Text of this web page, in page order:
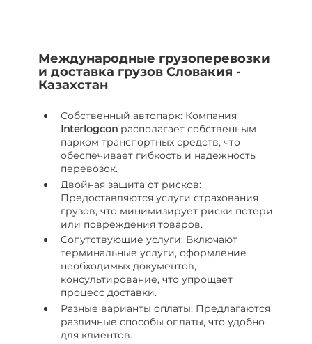
Международные грузоперевозки
и доставка грузов Словакия -
Казахстан
Собственный автопарк: Компания
Interlogcon располагает собственным
парком транспортных средств, что
обеспечивает гибкость и надежность
перевозок.
Двойная защита от рисков:
Предоставляются услуги страхования
грузов, что минимизирует риски потери
или повреждения товаров.
Сопутствующие услуги: Включают
терминальные услуги, оформление
необходимых документов,
консультирование, что упрощает
процесс доставки.
Разные варианты оплаты: Предлагаются
различные способы оплаты, что удобно
для клиентов.